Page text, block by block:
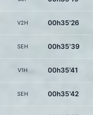
V2H 00h35'26
SEH 00h35'39
V1H 00h35'41
SEH 00h35'42